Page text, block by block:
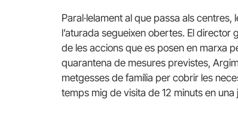
Paral·lelament al que passa als
l’aturada segueixen obertes. El director
de les accions que es posen en marxa
quarantena de mesures previstes,
metgesses de família per cobrir les
temps mig de visita de 12 minuts en